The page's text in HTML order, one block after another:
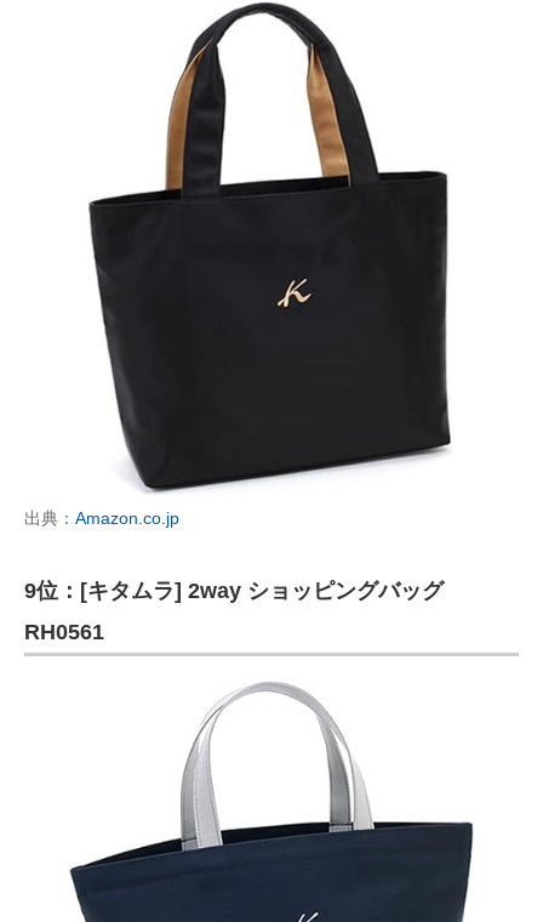
出典： Amazon.co.jp
9位：[キタムラ] 2way ショッピングバッグ
RH0561